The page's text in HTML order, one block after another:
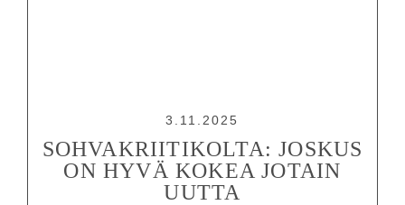
3.11.2025
SOHVAKRIITIKOLTA: JOSKUS
ON HYVÄ KOKEA JOTAIN
UUTTA